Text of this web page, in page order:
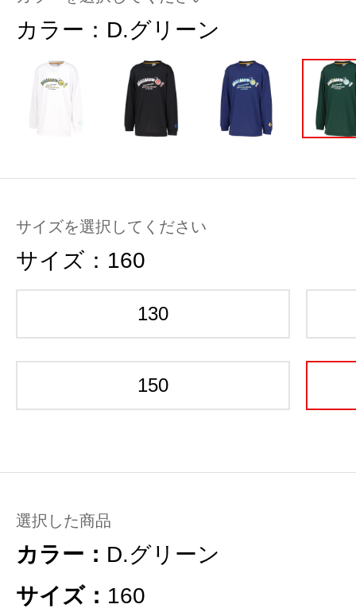
カラー： D.グリーン
サイズを選択してください
サイズ： 160
130
150
選択した商品
カラー： D.グリーン
サイズ： 160